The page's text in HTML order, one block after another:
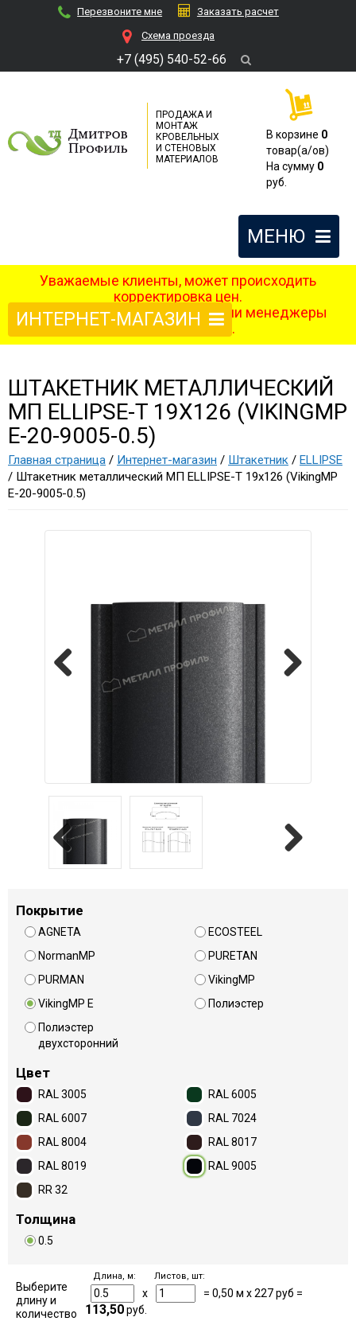
Перезвоните мне
Заказать расчет
Cхема проезда
+7 (495) 540-52-66
ПРОДАЖА И
МОНТАЖ
КРОВЕЛЬНЫХ
И СТЕНОВЫХ
МАТЕРИАЛОВ
В корзине 0
товар(a/ов)
На сумму 0
руб.
МЕНЮ
Уважаемые клиенты, может происходить
корректировка цен.
После оформления заказа наши менеджеры
свяжутся с вами.
ИНТЕРНЕТ-МАГАЗИН
ШТАКЕТНИК МЕТАЛЛИЧЕСКИЙ
МП ELLIPSE-T 19Х126 (VIKINGMP
E-20-9005-0.5)
Главная страница / Интернет-магазин / Штакетник / ELLIPSE
/ Штакетник металлический МП ELLIPSE-T 19х126 (VikingMP
E-20-9005-0.5)
Previous
Покрытие
AGNETA
ECOSTEEL
NormanMP
PURETAN
PURMAN
VikingMP
VikingMP E
Полиэстер
Полиэстер
двухсторонний
Цвет
RAL 3005
RAL 6005
RAL 6007
RAL 7024
RAL 8004
RAL 8017
RAL 8019
RAL 9005
RR 32
Толщина
0.5
Выберите
длину и
количество
Длина, м:
x
Листов, шт:
= 0,50 м x227руб =
113,50руб.